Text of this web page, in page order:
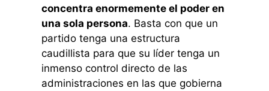
concentra enormemente el poder en
una sola persona. Basta con que un
partido tenga una estructura
caudillista para que su líder tenga un
inmenso control directo de las
administraciones en las que gobierna